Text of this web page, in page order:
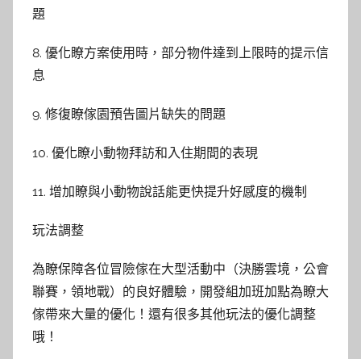
題
8. 優化瞭方案使用時，部分物件達到上限時的提示信
息
9. 修復瞭傢園預告圖片缺失的問題
10. 優化瞭小動物拜訪和入住期間的表現
11. 增加瞭與小動物說話能更快提升好感度的機制
玩法調整
為瞭保障各位冒險傢在大型活動中（決勝雲境，公會
聯賽，領地戰）的良好體驗，開發組加班加點為瞭大
傢帶來大量的優化！還有很多其他玩法的優化調整
哦！